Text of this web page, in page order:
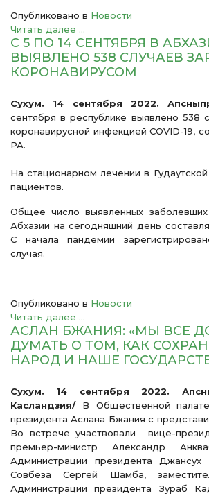
Опубликовано в Новости
Читать далее ...
С 5 ПО 14 СЕНТЯБРЯ В
ВЫЯВЛЕНО 538 СЛУЧАЕВ
КОРОНАВИРУСОМ
Сухум. 14 сентября 2022.
сентября в республике выявлено 538
коронавирусной инфекцией COVID-19,
РА.
На стационарном лечении в
пациентов.
Общее число выявленных
Абхазии на сегодняшний день
С начала пандемии
случая.
Опубликовано в Новости
Читать далее ...
АСЛАН БЖАНИЯ: «МЫ ВСЕ
ДУМАТЬ О ТОМ, КАК
НАРОД И НАШЕ
Сухум. 14 сентября 2022.
Касландзия/ В Общественной
президента Аслана Бжания с
Во встрече участвовали вице-
премьер-министр Александр
Администрации президента Джансух
Совбеза Сергей Шамба,
Администрации президента Зураб